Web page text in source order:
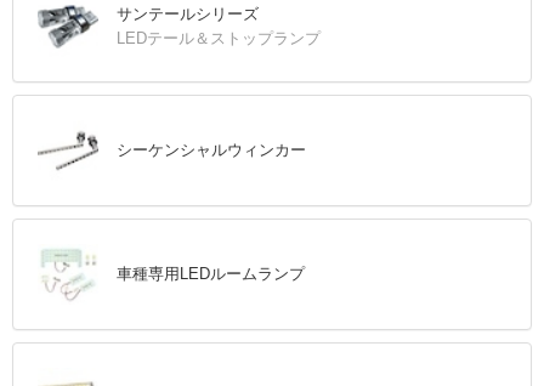
サンテールシリーズ
LEDテール＆ストップランプ
シーケンシャルウィンカー
車種専用LEDルームランプ